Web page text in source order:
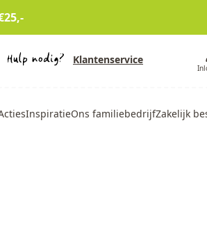
Klantenservice
InspiratieOns familiebedrijfZakelijk